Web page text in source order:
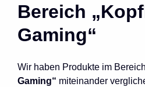
Bereich
Gaming“
Wir haben Produkte im Bereich
Gaming“ miteinander